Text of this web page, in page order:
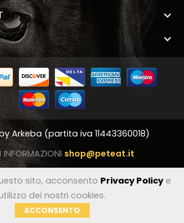


Arkeba (partita iva 11443360018)
INFORMAZIONI shop@peteat.it
sito, acconsento Privacy Policye
dei nostri cookies.
ACCONSENTO